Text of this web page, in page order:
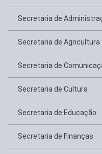
Secretaria de
Secretaria de Agricultura
Secretaria de
Secretaria de Cultura
Secretaria de Educação
Secretaria de Finanças